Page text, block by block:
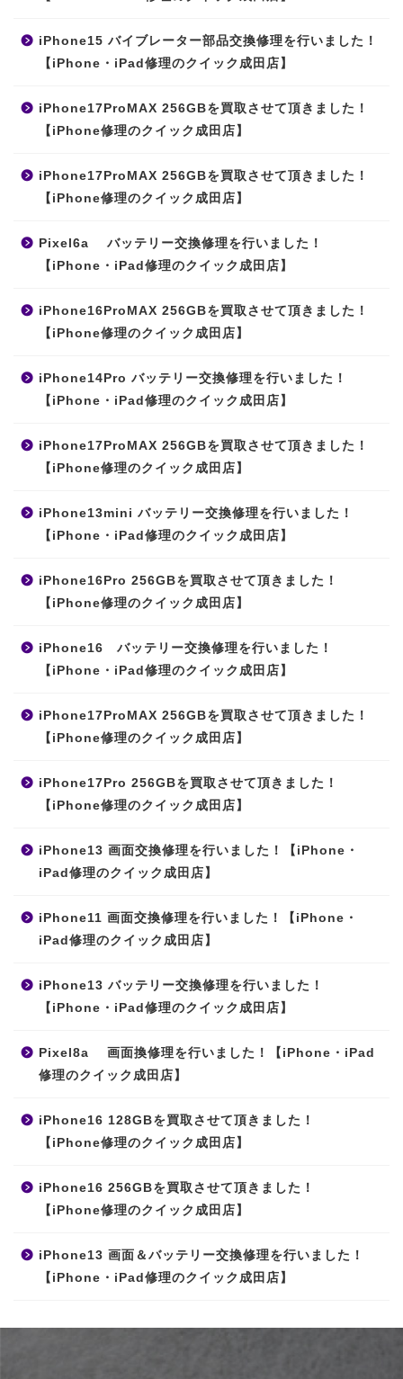
iPhone15 バイブレーター部品交換修理を行いました！
【iPhone・iPad修理のクイック成田店】
iPhone17ProMAX 256GBを買取させて頂きました！
【iPhone修理のクイック成田店】
iPhone17ProMAX 256GBを買取させて頂きました！
【iPhone修理のクイック成田店】
Pixel6a バッテリー交換修理を行いました！
【iPhone・iPad修理のクイック成田店】
iPhone16ProMAX 256GBを買取させて頂きました！
【iPhone修理のクイック成田店】
iPhone14Pro バッテリー交換修理を行いました！
【iPhone・iPad修理のクイック成田店】
iPhone17ProMAX 256GBを買取させて頂きました！
【iPhone修理のクイック成田店】
iPhone13mini バッテリー交換修理を行いました！
【iPhone・iPad修理のクイック成田店】
iPhone16Pro 256GBを買取させて頂きました！
【iPhone修理のクイック成田店】
iPhone16 バッテリー交換修理を行いました！
【iPhone・iPad修理のクイック成田店】
iPhone17ProMAX 256GBを買取させて頂きました！
【iPhone修理のクイック成田店】
iPhone17Pro 256GBを買取させて頂きました！
【iPhone修理のクイック成田店】
iPhone13 画面交換修理を行いました！【iPhone・
iPad修理のクイック成田店】
iPhone11 画面交換修理を行いました！【iPhone・
iPad修理のクイック成田店】
iPhone13 バッテリー交換修理を行いました！
【iPhone・iPad修理のクイック成田店】
Pixel8a 画面換修理を行いました！【iPhone・iPad
修理のクイック成田店】
iPhone16 128GBを買取させて頂きました！
【iPhone修理のクイック成田店】
iPhone16 256GBを買取させて頂きました！
【iPhone修理のクイック成田店】
iPhone13 画面＆バッテリー交換修理を行いました！
【iPhone・iPad修理のクイック成田店】